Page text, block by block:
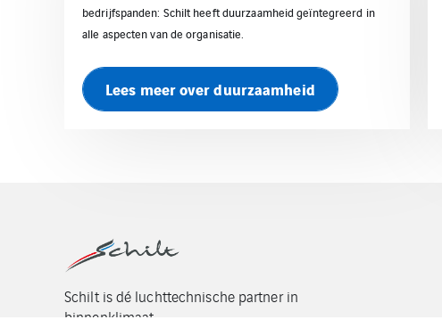
bedrijfspanden: Schilt heeft duurzaamheid geïntegreerd in
alle aspecten van de organisatie.
Lees meer over duurzaamheid
Schilt is dé luchttechnische partner in
binnenklimaat.